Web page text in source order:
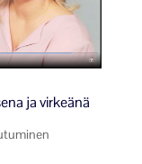
ja virkeänä